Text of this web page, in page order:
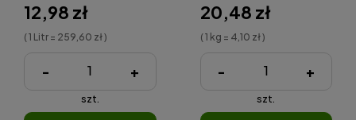
12,98 zł
( 1 Litr = 259,60 zł )
- +
szt.
20,48 zł
( 1 kg = 4,10 zł )
- +
szt.